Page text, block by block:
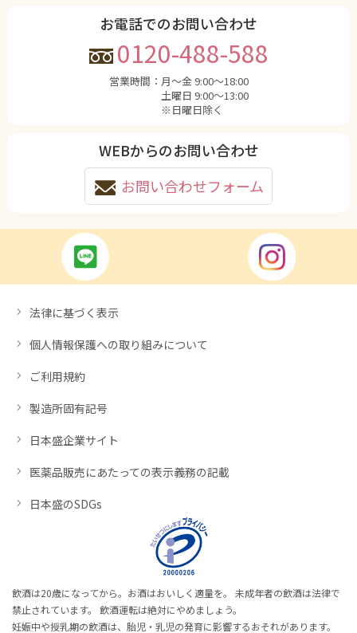
お電話でのお問い合わせ
0120-488-588
営業時間： 月〜金 9:00〜18:00
土曜日 9:00〜13:00
※日曜日除く
WEBからのお問い合わせ
お問い合わせフォーム
法律に基づく表示
個人情報保護への取り組みについて
ご利用規約
製造所固有記号
日本盛企業サイト
医薬品販売にあたっての表示義務の記載
日本盛のSDGs
飲酒は20歳になってから。お酒はおいしく適量を。 未成年者の飲酒は法律で
禁止されています。 飲酒運転は絶対にやめましょう。
妊娠中や授乳期の飲酒は、胎児・乳児の発育に影響するおそれがあります。